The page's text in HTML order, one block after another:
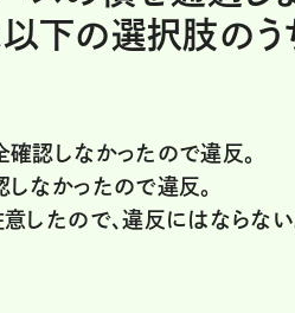
下の選択肢のう
認しなかったので違反。
なかったので違反。
したので、違反にはならない